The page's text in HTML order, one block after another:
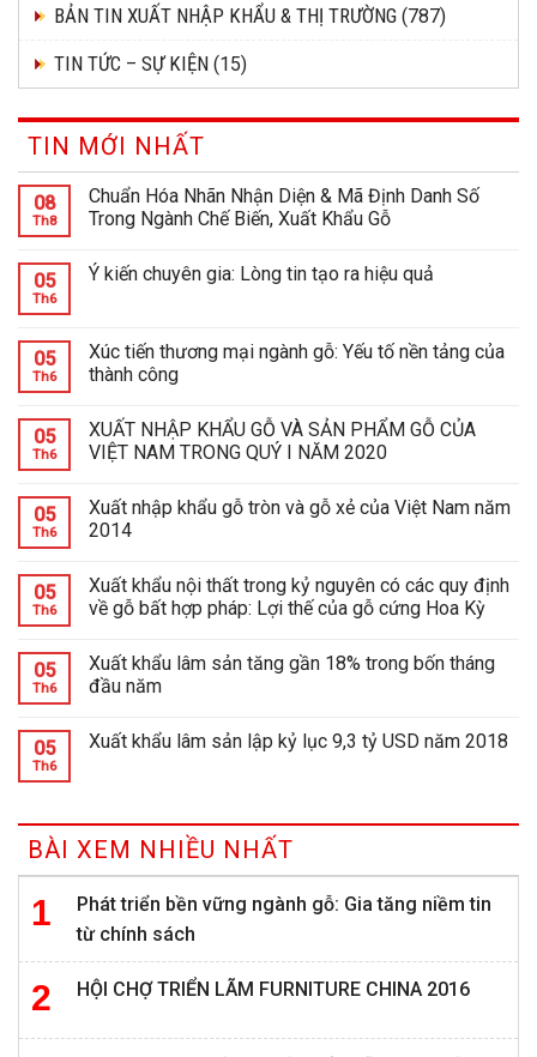
BẢN TIN XUẤT NHẬP KHẨU & THỊ TRƯỜNG (787)
TIN TỨC – SỰ KIỆN (15)
TIN MỚI NHẤT
08
Th8
Chuẩn Hóa Nhãn Nhận Diện & Mã Định Danh Số
Trong Ngành Chế Biến, Xuất Khẩu Gỗ
05
Th6
Ý kiến chuyên gia: Lòng tin tạo ra hiệu quả
05
Th6
Xúc tiến thương mại ngành gỗ: Yếu tố nền tảng của
thành công
05
Th6
XUẤT NHẬP KHẨU GỖ VÀ SẢN PHẨM GỖ CỦA
VIỆT NAM TRONG QUÝ I NĂM 2020
05
Th6
Xuất nhập khẩu gỗ tròn và gỗ xẻ của Việt Nam năm
2014
05
Th6
Xuất khẩu nội thất trong kỷ nguyên có các quy định
về gỗ bất hợp pháp: Lợi thế của gỗ cứng Hoa Kỳ
05
Th6
Xuất khẩu lâm sản tăng gần 18% trong bốn tháng
đầu năm
05
Th6
Xuất khẩu lâm sản lập kỷ lục 9,3 tỷ USD năm 2018
BÀI XEM NHIỀU NHẤT
Phát triển bền vững ngành gỗ: Gia tăng niềm tin
từ chính sách
HỘI CHỢ TRIỂN LÃM FURNITURE CHINA 2016